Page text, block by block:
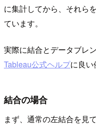
に集計してから、それら
ています。
実際に結合とデータブレ
Tableau公式ヘルプに良い
結合の場合
まず、通常の左結合を見